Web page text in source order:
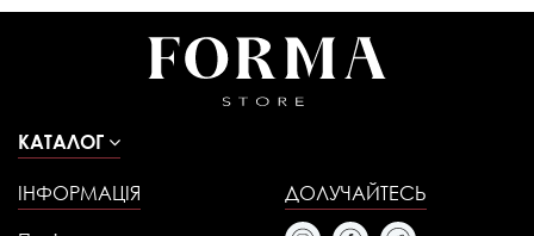
КАТАЛОГ
ІНФОРМАЦІЯ
ДОЛУЧАЙТЕСЬ